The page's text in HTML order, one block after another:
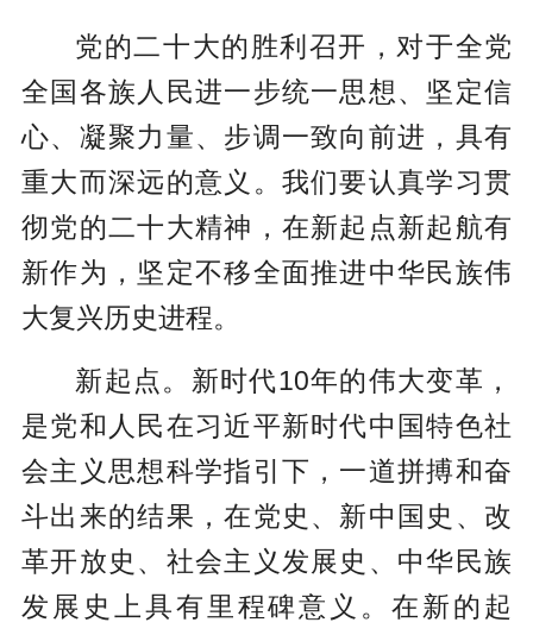
党的二十大的胜利召开，对于全党
全国各族人民进一步统一思想、坚定信
心、凝聚力量、步调一致向前进，具有
重大而深远的意义。我们要认真学习贯
彻党的二十大精神，在新起点新起航有
新作为，坚定不移全面推进中华民族伟
大复兴历史进程。
新起点。新时代10年的伟大变革，
是党和人民在习近平新时代中国特色社
会主义思想科学指引下，一道拼搏和奋
斗出来的结果，在党史、新中国史、改
革开放史、社会主义发展史、中华民族
发展史上具有里程碑意义。在新的起